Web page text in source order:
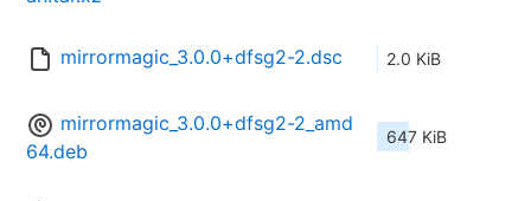
mirrormagic_3.0.0+dfsg2-2.dsc 2.0 KiB
mirrormagic_3.0.0+dfsg2-2_amd
64.deb
647 KiB